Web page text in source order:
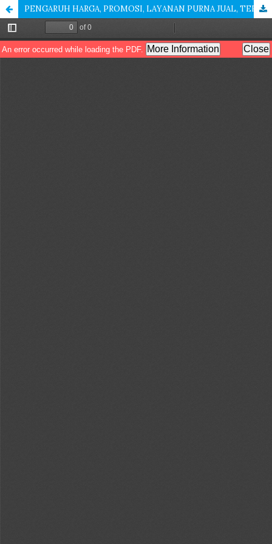
PENGARUH HARGA, PROMOSI, LAYANAN PURNA JUAL, TERHADAP KEPUTUSAN KONSUMEN MEMBELI MOTOR METIC PADA PT GIOVANI PALU